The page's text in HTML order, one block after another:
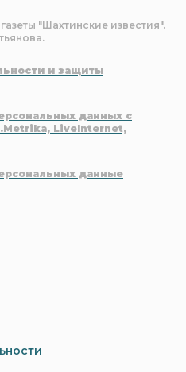
"Шахтинские известия".
и защиты
данных с
LiveInternet,
данные